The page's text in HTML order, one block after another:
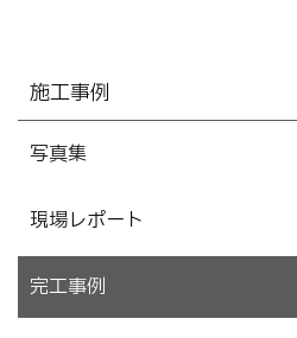
施工事例
写真集
現場レポート
完工事例